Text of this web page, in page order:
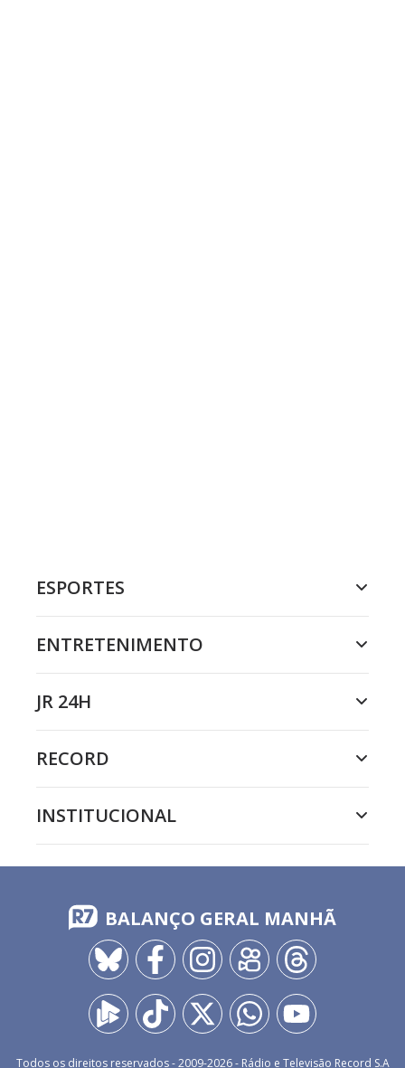
ESPORTES
ENTRETENIMENTO
JR 24H
RECORD
INSTITUCIONAL
BALANÇO GERAL MANHÃ
Todos os direitos reservados - 2009-2026- Rádio e Televisão Record S.A